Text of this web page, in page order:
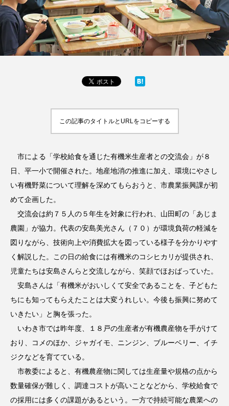
この記事のタイトルとURLをコピーする
市による「学校給食を通じた有機米生産者との交流会」が８
日、平一小で開催された。地産地消の推進に加え、環境にやさし
い有機野菜について理解を深めてもらおうと、市農業振興課が初
めて企画した。
交流会は約７５人の５年生を対象に行われ、山田町の「あじま
農園」が協力。代表の安島美光さん（７０）が環境負荷の軽減を
図りながら、技術向上や消費拡大を図っている様子を分かりやす
く解説した。この日の給食には有機米のコシヒカリが提供され、
児童たちは安島さんらと交流しながら、笑顔でほおばっていた。
安島さんは「有機米がおいしくて安全であることを、子どもた
ちにも知ってもらえたことは大変うれしい。今後も振興に努めて
いきたい」と胸を張った。
いわき市では昨年度、１８戸の生産者が有機農産物を手がけて
おり、コメのほか、ジャガイモ、ニンジン、ブルーベリー、イチ
ジクなどを育てている。
市教委によると、有機農産物に関しては生産量や規格の点から
数量確保が難しく、調達コストが高いことなどから、学校給食で
の採用には多くの課題があるという。一方で持続可能な農業への